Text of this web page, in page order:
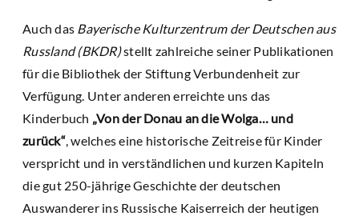
Auch das Bayerische Kulturzentrum der Deutschen aus
Russland (BKDR)stellt zahlreiche seiner Publikationen
für die Bibliothek der Stiftung Verbundenheit zur
Verfügung. Unter anderen erreichte uns das
Kinderbuch „Von der Donau an die Wolga… und
zurück“, welches eine historische Zeitreise für Kinder
verspricht und in verständlichen und kurzen Kapiteln
die gut 250-jährige Geschichte der deutschen
Auswanderer ins Russische Kaiserreich der heutigen